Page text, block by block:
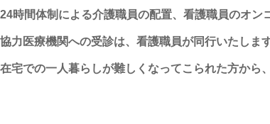
時間体制による介護職員の配置、看護職員のオン
力医療機関への受診は、看護職員が同行いたしま
宅での一人暮らしが難しくなってこられた方から